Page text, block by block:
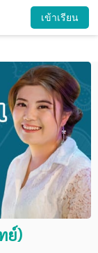
เข้าเรียน
ย์)